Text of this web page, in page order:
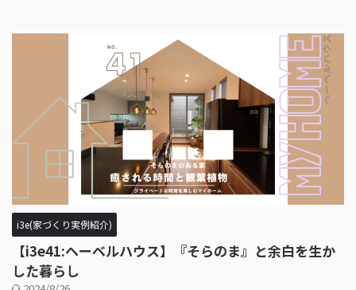
i3e(家づくり実例紹介)
【i3e41:ヘーベルハウス】『そらのま』と余白を生か
した暮らし